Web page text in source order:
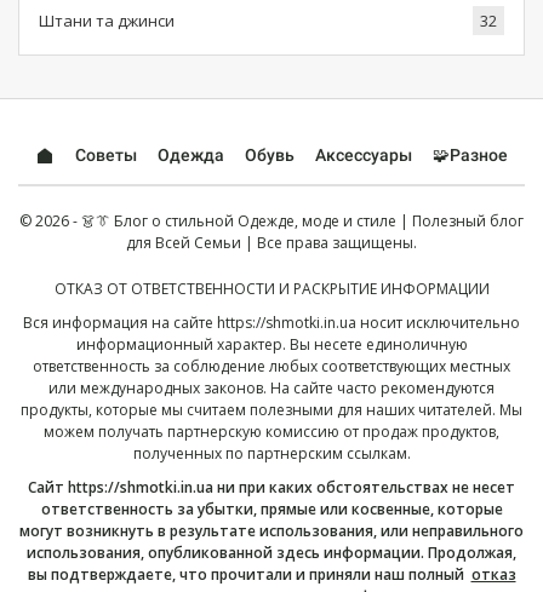
Штани та джинси 32
Советы Одежда Обувь Аксессуары 🧩Разное
© 2026 - 👗👔 Блог о стильной Одежде, моде и стиле | Полезный блог
для Всей Семьи | Все права защищены.
ОТКАЗ ОТ ОТВЕТСТВЕННОСТИ И РАСКРЫТИЕ ИНФОРМАЦИИ
Вся информация на сайте https://shmotki.in.ua носит исключительно
информационный характер. Вы несете единоличную
ответственность за соблюдение любых соответствующих местных
или международных законов. На сайте часто рекомендуются
продукты, которые мы считаем полезными для наших читателей. Мы
можем получать партнерскую комиссию от продаж продуктов,
полученных по партнерским ссылкам.
Сайт https://shmotki.in.uaни при каких обстоятельствах не несет
ответственность за убытки, прямые или косвенные, которые
могут возникнуть в результате использования, или неправильного
использования, опубликованной здесь информации. Продолжая,
вы подтверждаете, что прочитали и приняли наш полный отказ